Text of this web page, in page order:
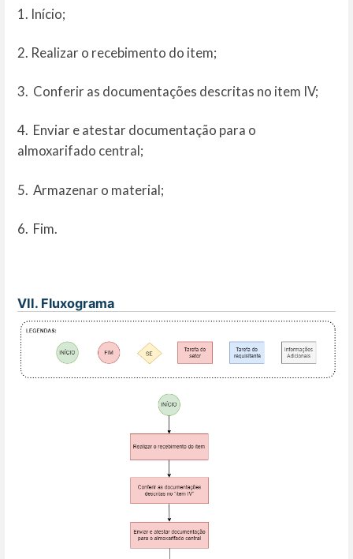
1. Início;
2. Realizar o recebimento do item;
3. Conferir as documentações descritas no item IV;
4. Enviar e atestar documentação para o
almoxarifado central;
5. Armazenar o material;
6. Fim.
VII. Fluxograma